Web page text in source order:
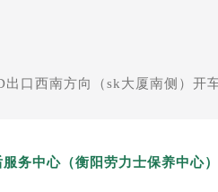
解放大道686号世界贸易大厦38
金湖路59号地王大厦12楼1224
宝洲路729号浦西万达中心写字
西安大路727号中银大厦A座(旺
口西南方向（sk大厦南侧）开
务中心（衡阳劳力士保养中心